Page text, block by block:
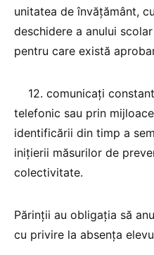
unitatea de învăţământ,
deschidere a anului
pentru care există
12. comunicaţi
telefonic sau prin
identificării din timp a
iniţierii măsurilor de
colectivitate.
Părinţii au obligaţia să
cu privire la absenţa